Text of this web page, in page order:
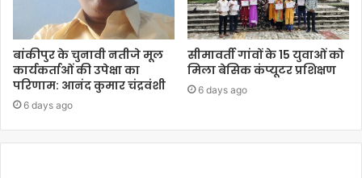
बांकीपुर के चुनावी नतीजे मूल
कार्यकर्ताओं की उपेक्षा का
परिणाम: आनंद कुमार चंद्रवंशी
6 days ago
सीमावर्ती गांवों के 15 युवाओं को
मिला बेसिक कंप्यूटर प्रशिक्षण
6 days ago